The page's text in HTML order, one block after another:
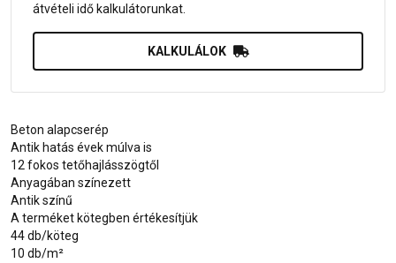
átvételi idő kalkulátorunkat.
KALKULÁLOK
Beton alapcserép
Antik hatás évek múlva is
12 fokos tetőhajlásszögtől
Anyagában színezett
Antik színű
A terméket kötegben értékesítjük
44 db/köteg
10 db/m²